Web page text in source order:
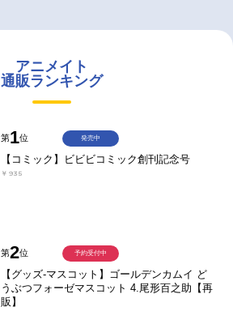
アニメイト
通販ランキング
第1位
【コミック】ビビビコミック創刊記念号
￥935
発売中
第2位
【グッズ-マスコット】ゴールデンカムイ ど
うぶつフォーゼマスコット 4.尾形百之助【再
販】
予約受付中